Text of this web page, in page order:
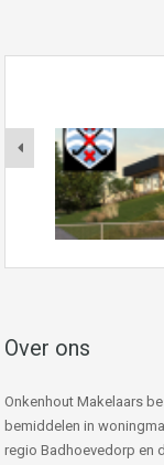
Over ons
Onkenhout Makelaars
bemiddelen in
regio Badhoevedorp en